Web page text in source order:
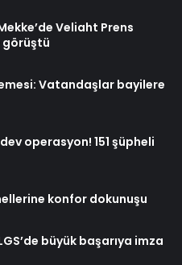
Veliaht Prens
görüştü
Vatandaşlar bayilere
operasyon! 151 şüpheli
konfor dokunuşu
büyük başarıya imza